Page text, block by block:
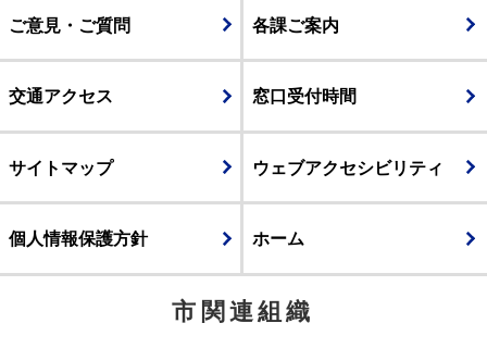
ご意見・ご質問 各課ご案内
交通アクセス 窓口受付時間
サイトマップ ウェブアクセシビリティ
個人情報保護方針 ホーム
市関連組織